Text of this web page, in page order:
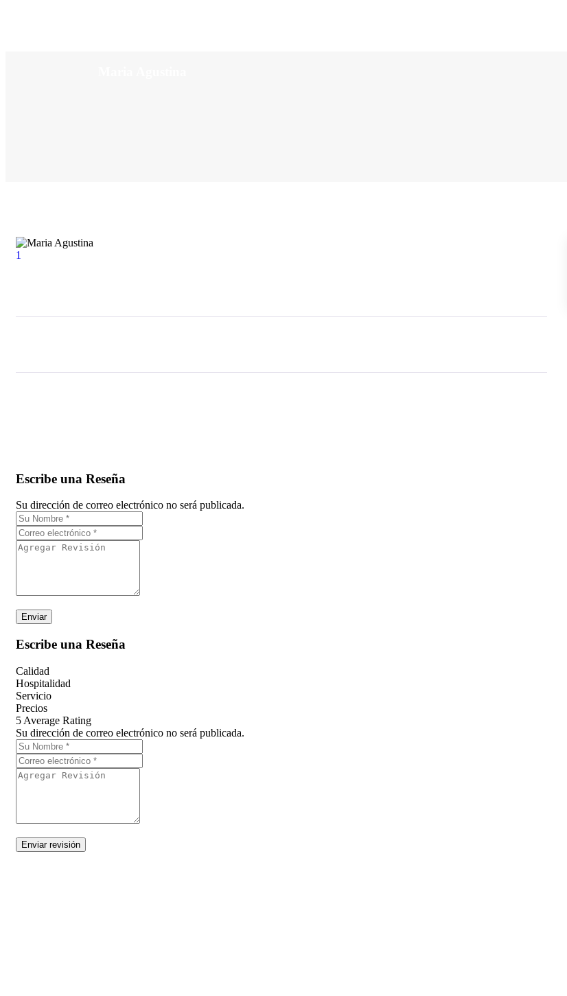
1
Escribe una Reseña
Su dirección de correo electrónico no será publicada.
Escribe una Reseña
Calidad
Hospitalidad
Servicio
Precios
5 Average Rating
Su dirección de correo electrónico no será publicada.